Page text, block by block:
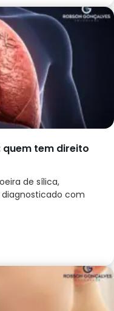
tem direito
de sílica,
com